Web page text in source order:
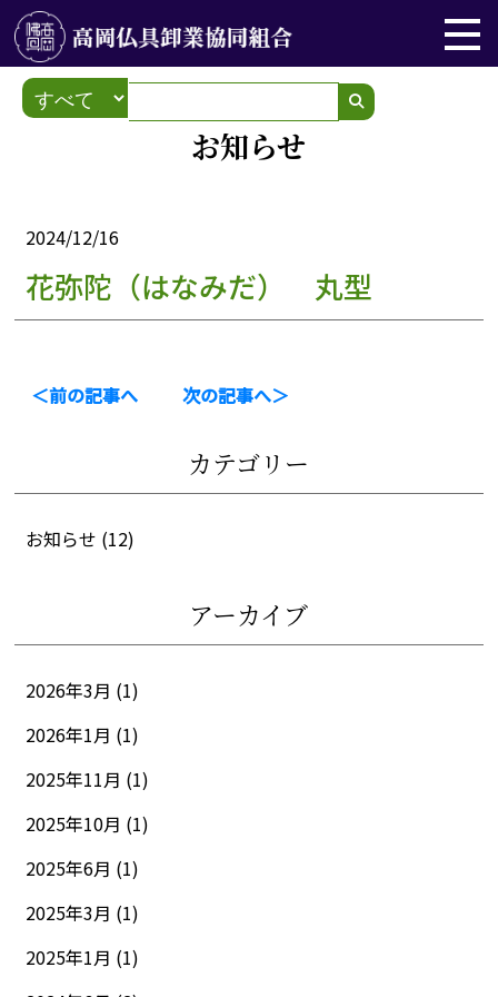
お知らせ
2024/12/16
花弥陀（はなみだ） 丸型
＜前の記事へ 次の記事へ＞
カテゴリー
お知らせ (12)
アーカイブ
2026年3月 (1)
2026年1月 (1)
2025年11月 (1)
2025年10月 (1)
2025年6月 (1)
2025年3月 (1)
2025年1月 (1)